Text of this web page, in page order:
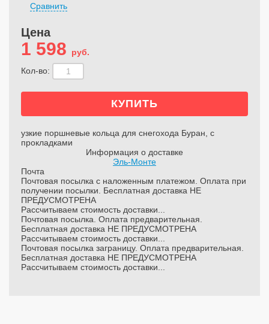
Сравнить
Цена
1 598 руб.
Кол-во:
узкие поршневые кольца для снегохода Буран, с
прокладками
Информация о доставке
Эль-Монте
Почта
Почтовая посылка с наложенным платежом. Оплата при
получении посылки. Бесплатная доставка НЕ
ПРЕДУСМОТРЕНА
Рассчитываем стоимость доставки...
Почтовая посылка. Оплата предварительная.
Бесплатная доставка НЕ ПРЕДУСМОТРЕНА
Рассчитываем стоимость доставки...
Почтовая посылка заграницу. Оплата предварительная.
Бесплатная доставка НЕ ПРЕДУСМОТРЕНА
Рассчитываем стоимость доставки...